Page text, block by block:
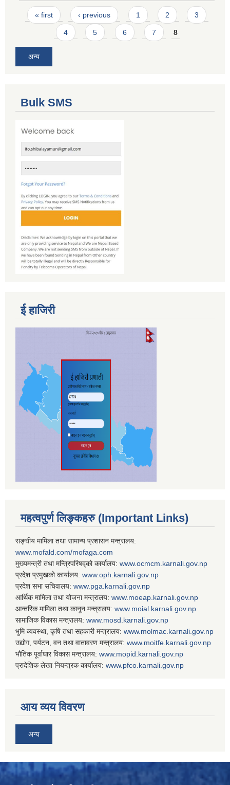
Pages
« first ‹ previous 1 2 3
4 5 6 7 8
अन्य
Bulk SMS
ई हाजिरी
महत्वपुर्ण लिङ्कहरु (Important Links)
सङ्घीय मामिला तथा सामान्य प्रशासन मन्त्रालय:
www.mofald.com/mofaga.com
मुख्यमन्त्री तथा मन्त्रिपरिषद्को कार्यालय: www.ocmcm.karnali.gov.np
प्रदेश प्रमुखको कार्यालय: www.oph.karnali.gov.np
प्रदेश सभा सचिवालय: www. pga.karnali.gov.np
आर्थिक मामिला तथा योजना मन्त्रालय: www. moeap.karnali.gov.np
आन्तरिक मामिला तथा कानून मन्त्रालय: www. moial.karnali.gov.np
सामाजिक विकास मन्त्रालय: www. mosd.karnali.gov.np
भुमि व्यवस्था, कृषि तथा सहकारी मन्त्रालय: www. molmac.karnali.gov.np
उद्योग, पर्यटन, वन तथा वातावरण मन्त्रालय: www. moitfe.karnali.gov.np
भौतिक पूर्वाधार विकास मन्त्रालय: www. mopid.karnali.gov.np
प्रादेशिक लेखा नियन्त्रक कार्यालय: www. pfco.karnali.gov.np
आय व्यय विवरण
अन्य